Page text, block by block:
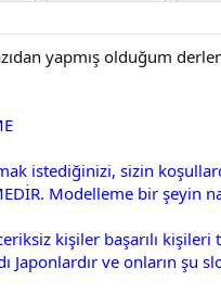
yapmış olduğum
istediğinizi, sizin
Modelleme bir şeyin
kişiler başarılı
Japonlardır ve onların şu